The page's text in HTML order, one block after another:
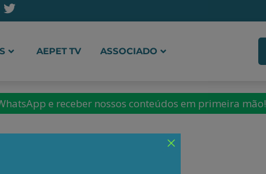
AEPET TV ASSOCIADO
e receber nossos conteúdos em primeira mão!